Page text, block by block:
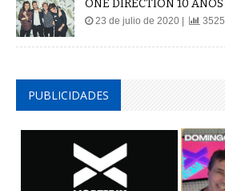
ONE DIRECTION 10 AÑOS
23 de julio de 2020 | 3525
PUBLICIDADES